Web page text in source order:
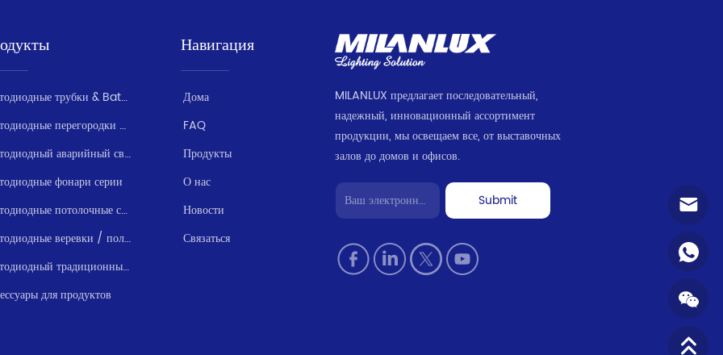
Светодиодные трубки & Batten серии
Светодиодные перегородки / Влагозащищенные
Светодиодный аварийный свет серии
фонари серии
Светодиодные потолочные светильники
Светодиодные веревки / полосы света серии
Светодиодный традиционный свет серии
для продуктов
Навигация
Дома
FAQ
Продукты
О нас
Новости
Связаться
MILANLUX предлагает последовательный,
надежный, инновационный ассортимент
продукции, мы освещаем все, от выставочных
залов до домов и офисов.
Submit